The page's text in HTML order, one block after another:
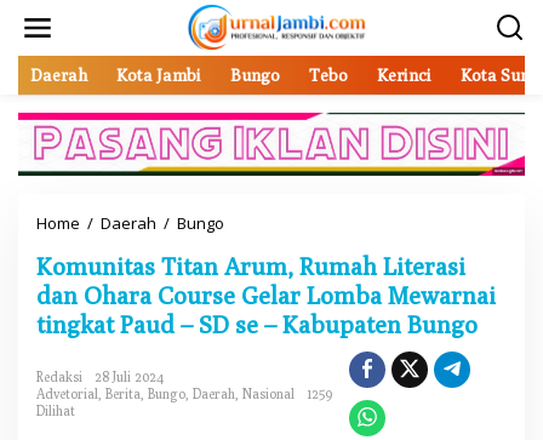
Daerah Kota Jambi Bungo Tebo Kerinci Kota
Home / Daerah / Bungo
m
u
n
i
s
Komunitas Titan Arum, Rumah Literasi
dan Ohara Course Gelar Lomba Mewarnai
tingkat Paud – SD se – Kabupaten Bungo
Redaksi
28 Juli 2024
Advetorial
Berita Bungo Daerah Nasional
1259
Dilihat